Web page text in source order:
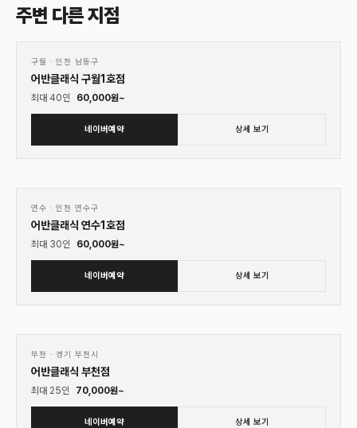
주변 다른 지점
01
구월 ·인천 남동구
어반클래식 구월1호점
최대 40인 60,000원~
네이버예약 상세 보기
01
연수 ·인천 연수구
어반클래식 연수1호점
최대 30인 60,000원~
네이버예약 상세 보기
01
부천 ·경기 부천시
어반클래식 부천점
최대 25인 70,000원~
네이버예약 상세 보기